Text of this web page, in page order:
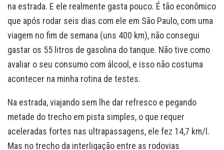
na estrada. E ele realmente gasta pouco. É tão econômico
que após rodar seis dias com ele em São Paulo, com uma
viagem no fim de semana (uns 400 km), não consegui
gastar os 55 litros de gasolina do tanque. Não tive como
avaliar o seu consumo com álcool, e isso não costuma
acontecer na minha rotina de testes.
Na estrada, viajando sem lhe dar refresco e pegando
metade do trecho em pista simples, o que requer
aceleradas fortes nas ultrapassagens, ele fez 14,7 km/l.
Mas no trecho da interligação entre as rodovias